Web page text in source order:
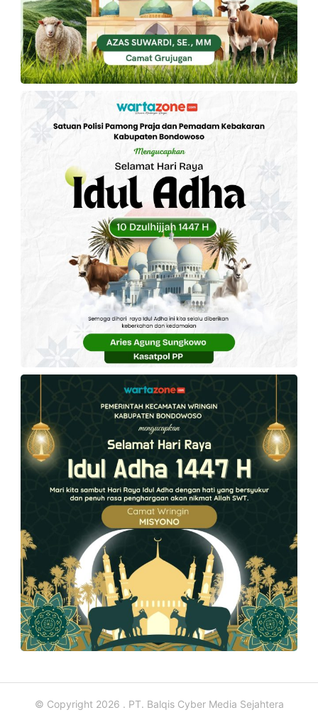
© Copyright 2026 . PT. Balqis Cyber Media Sejahtera